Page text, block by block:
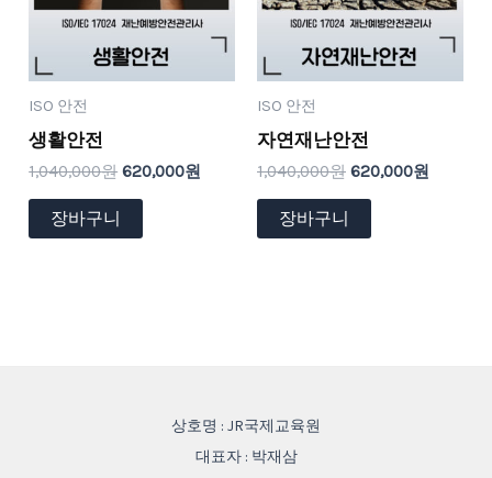
ISO 안전
생활안전
1,040,000원 620,000원
장바구니
ISO 안전
자연재난안전
1,040,000원 620,000원
장바구니
상호명 : JR국제교육원
대표자 : 박재삼